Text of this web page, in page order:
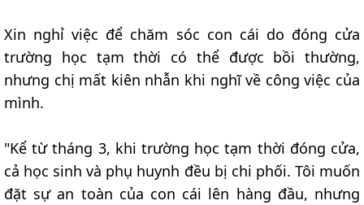
Xin nghỉ việc để chăm sóc con cái do đóng cửa
trường học tạm thời có thể được bồi thường,
nhưng chị mất kiên nhẫn khi nghĩ về công việc của
mình.
"Kể từ tháng 3, khi trường học tạm thời đóng cửa,
cả học sinh và phụ huynh đều bị chi phối. Tôi muốn
đặt sự an toàn của con cái lên hàng đầu, nhưng